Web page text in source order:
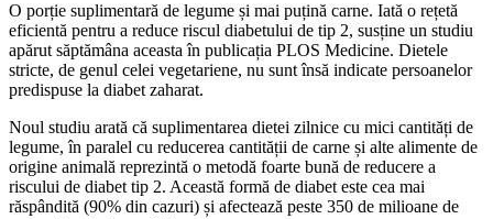
O porție suplimentară de legume și mai puțină carne. Iată o rețetă
eficientă pentru a reduce riscul diabetului de tip 2, susține un studiu
apărut săptămâna aceasta în publicația PLOS Medicine. Dietele
stricte, de genul celei vegetariene, nu sunt însă indicate persoanelor
predispuse la diabet zaharat.
Noul studiu arată că suplimentarea dietei zilnice cu mici cantități de
legume, în paralel cu reducerea cantității de carne și alte alimente de
origine animală reprezintă o metodă foarte bună de reducere a
riscului de diabet tip 2. Această formă de diabet este cea mai
răspândită (90% din cazuri) și afectează peste 350 de milioane de